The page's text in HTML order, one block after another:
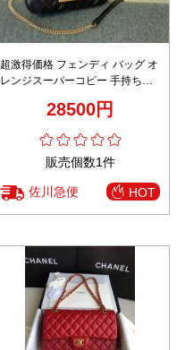
超激得価格 フェンディ バッグ オ
レンジスーパーコピー 手持ちバ
レディース ブラック
28500円
販売個数1件
佐川急便 HOT